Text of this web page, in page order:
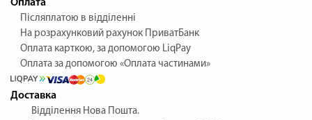
Оплата
Післяплатою в відділенні
На розрахунковий рахунок ПриватБанк
Оплата карткою, за допомогою LiqPay
Оплата за допомогою «Оплата частинами»
Доставка
Відділення Нова Пошта.